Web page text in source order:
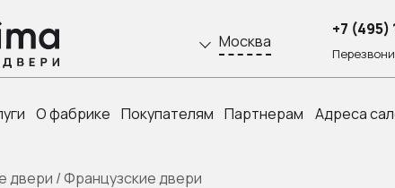
Москва
+7 (495)
О фабрике Покупателям Партнерам Адреса
двери /Французские двери